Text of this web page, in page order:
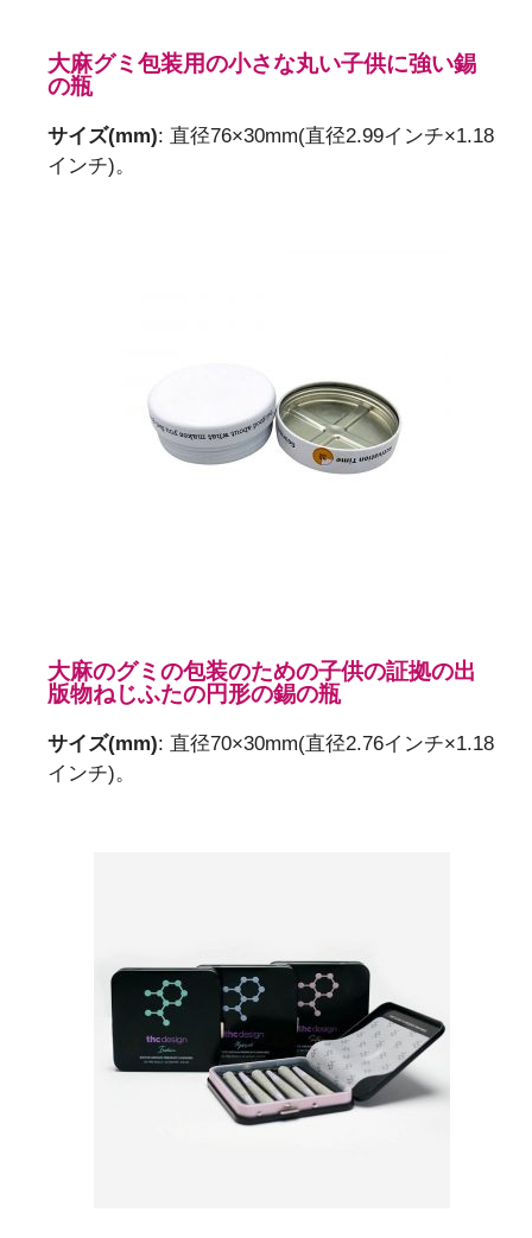
大麻グミ包装用の小さな丸い子供に強い錫
の瓶
サイズ(mm): 直径76×30mm(直径2.99インチ×1.18
インチ)。
大麻のグミの包装のための子供の証拠の出
版物ねじふたの円形の錫の瓶
サイズ(mm): 直径70×30mm(直径2.76インチ×1.18
インチ)。